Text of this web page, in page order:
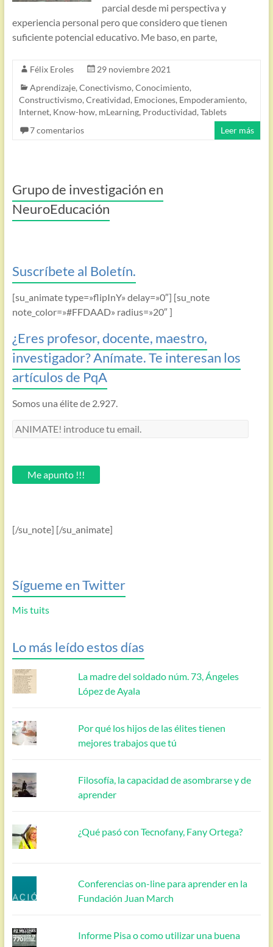
parcial desde mi perspectiva y
experiencia personal pero que considero que tienen
suficiente potencial educativo. Me baso, en parte,
Félix Eroles
29 noviembre 2021
Aprendizaje, Conectivismo, Conocimiento,
Constructivismo, Creatividad, Emociones, Empoderamiento,
Internet, Know-how, mLearning, Productividad, Tablets
7 comentarios
Leer más
Grupo de investigación en
NeuroEducación
Suscríbete al Boletín.
[su_animate type=»flipInY» delay=»0″] [su_note
note_color=»#FFDAAD» radius=»20″ ]
¿Eres profesor, docente, maestro,
investigador? Anímate. Te interesan los
artículos de PqA
Somos una élite de 2.927.
ANIMATE!
email.Me apunto !!!
[/su_note] [/su_animate]
Sígueme en Twitter
Mis tuits
Lo más leído estos días
La madre del soldado núm. 73, Ángeles
López de Ayala
Por qué los hijos de las élites tienen
mejores trabajos que tú
Filosofía, la capacidad de asombrarse y de
aprender
¿Qué pasó con Tecnofany, Fany Ortega?
Conferencias on-line para aprender en la
Fundación Juan March
Informe Pisa o como utilizar una buena